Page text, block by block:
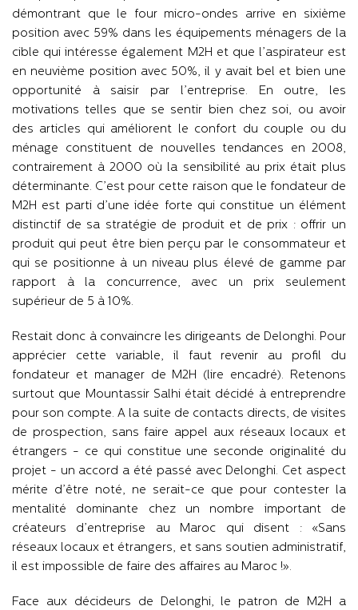
démontrant que le four micro-ondes arrive en sixième
position avec 59% dans les équipements ménagers de la
cible qui intéresse également M2H et que l’aspirateur est
en neuvième position avec 50%, il y avait bel et bien une
opportunité à saisir par l’entreprise. En outre, les
motivations telles que se sentir bien chez soi, ou avoir
des articles qui améliorent le confort du couple ou du
ménage constituent de nouvelles tendances en 2008,
contrairement à 2000 où la sensibilité au prix était plus
déterminante. C’est pour cette raison que le fondateur de
M2H est parti d’une idée forte qui constitue un élément
distinctif de sa stratégie de produit et de prix : offrir un
produit qui peut être bien perçu par le consommateur et
qui se positionne à un niveau plus élevé de gamme par
rapport à la concurrence, avec un prix seulement
supérieur de 5 à 10%.
Restait donc à convaincre les dirigeants de Delonghi. Pour
apprécier cette variable, il faut revenir au profil du
fondateur et manager de M2H (lire encadré). Retenons
surtout que Mountassir Salhi était décidé à entreprendre
pour son compte. A la suite de contacts directs, de visites
de prospection, sans faire appel aux réseaux locaux et
étrangers - ce qui constitue une seconde originalité du
projet - un accord a été passé avec Delonghi. Cet aspect
mérite d’être noté, ne serait-ce que pour contester la
mentalité dominante chez un nombre important de
créateurs d’entreprise au Maroc qui disent : «Sans
réseaux locaux et étrangers, et sans soutien administratif,
il est impossible de faire des affaires au Maroc !».
Face aux décideurs de Delonghi, le patron de M2H a